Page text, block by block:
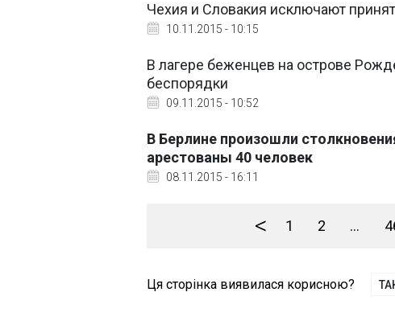
Чехия и Словакия исключают
10.11.2015 - 10:15
В лагере беженцев на острове
беспорядки
09.11.2015 - 10:52
В Берлине произошли
арестованы 40 человек
08.11.2015 - 16:11
< 1 2 ...
Ця сторінка виявилася корисною?